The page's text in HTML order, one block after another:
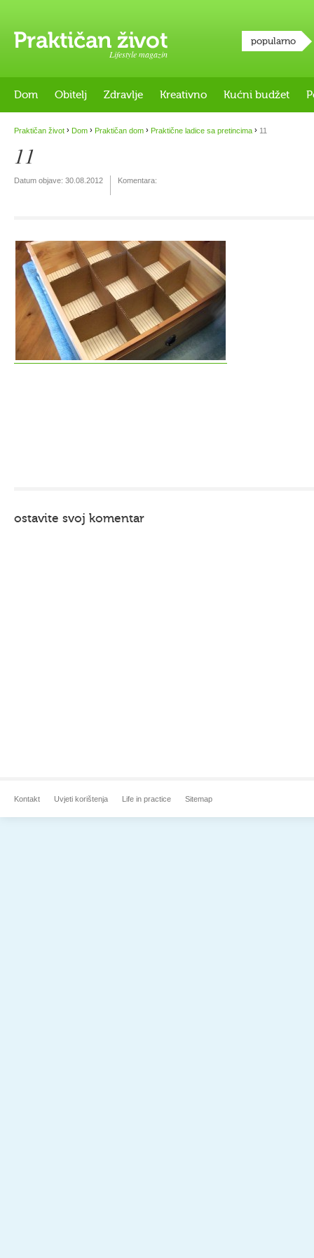
Lifestyle magazin
popularno
Dom Obitelj Zdravlje Kreativno Kućni budžet
Praktičan život › Dom › Praktičan dom › Praktične ladice sa pretincima › 11
11
Datum objave: 30.08.2012 Komentara:
ostavite svoj komentar
Kontakt Uvjeti korištenja Life in practice Sitemap